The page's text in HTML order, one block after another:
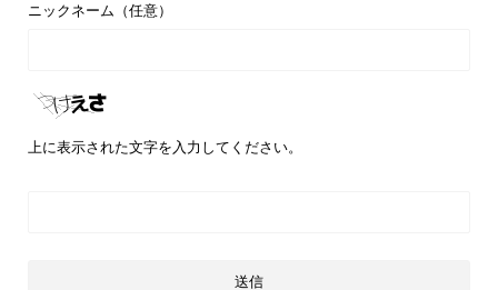
ニックネーム（任意）
上に表示された文字を入力してください。